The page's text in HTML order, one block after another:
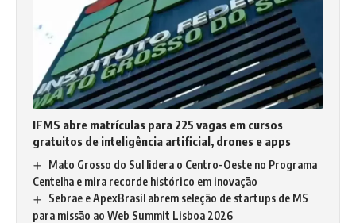
IFMS abre matrículas para 225 vagas em cursos
gratuitos de inteligência artificial, drones e apps
Mato Grosso do Sul lidera o Centro-Oeste no Programa
Centelha e mira recorde histórico em inovação
Sebrae e ApexBrasil abrem seleção de startups de MS
para missão ao Web Summit Lisboa 2026